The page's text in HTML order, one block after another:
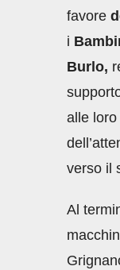
favore
i
Burlo,
alle
verso il
Al